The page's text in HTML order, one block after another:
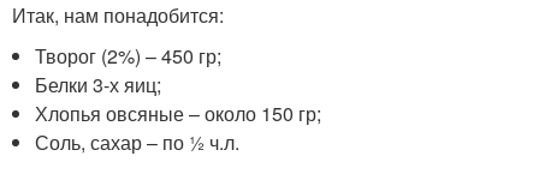
Итак, нам понадобится:
Творог (2%) – 450 гр;
Белки 3-х яиц;
Хлопья овсяные – около 150 гр;
Соль, сахар – по ½ ч.л.